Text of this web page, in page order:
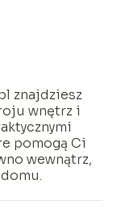
znajdziesz
wnętrz i
pomogą Ci
wewnątrz,